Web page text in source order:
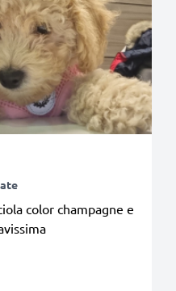
color champagne e